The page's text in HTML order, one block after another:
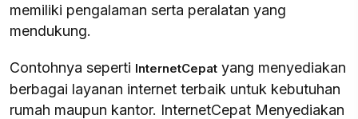
memiliki pengalaman serta peralatan yang
mendukung.
Contohnya seperti InternetCepat yang menyediakan
berbagai layanan internet terbaik untuk kebutuhan
rumah maupun kantor. InternetCepat Menyediakan